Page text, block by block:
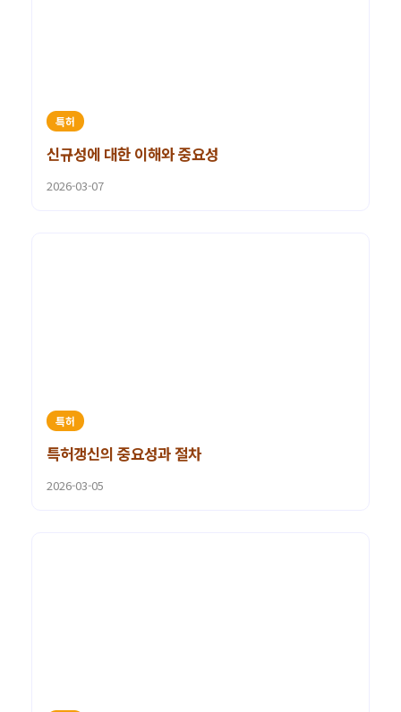
특허
신규성에 대한 이해와 중요성
2026-03-07
특허
특허갱신의 중요성과 절차
2026-03-05